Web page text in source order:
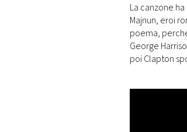
La canzone
Majnun, eroi
poema,
George
poi Clapton